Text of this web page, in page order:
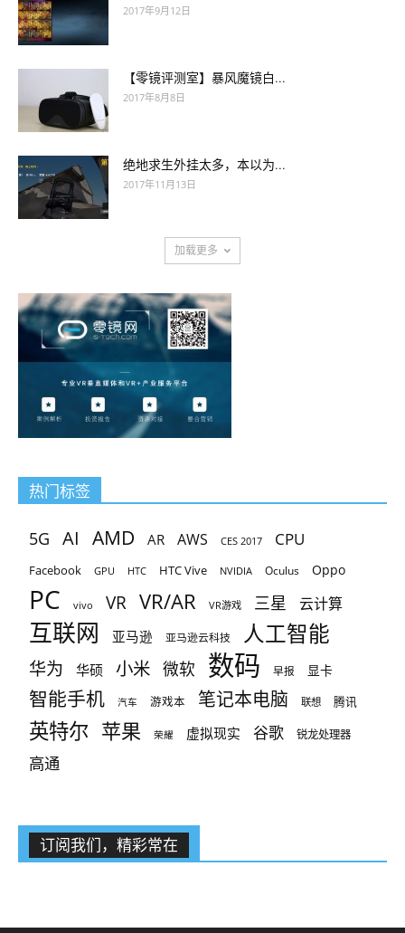
2017年9月12日
【零镜评测室】暴风魔镜白...
2017年8月8日
绝地求生外挂太多，本以为...
2017年11月13日
加载更多
热门标签
5G AI AMD AR AWS CES 2017 CPU
Facebook GPU HTC HTC Vive NVIDIA Oculus Oppo
PC vivo VR VR/AR VR游戏 三星 云计算
互联网 亚马逊 亚马逊云科技 人工智能
华为 华硕 小米 微软 数码 早报 显卡
智能手机 汽车 游戏本 笔记本电脑 联想 腾讯
英特尔 苹果 荣耀 虚拟现实 谷歌 锐龙处理器
高通
订阅我们，精彩常在